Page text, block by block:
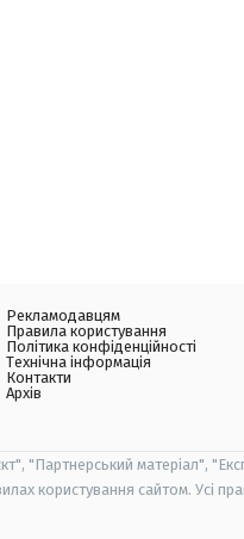
Рекламодавцям
Правила користування
Політика конфіденційності
Технічна інформація
Контакти
Архів
"Партнерський матеріал",
користування сайтом. Усі